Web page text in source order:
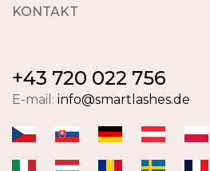
KONTAKT
+43 720 022 756
E-mail: info@smartlashes.de